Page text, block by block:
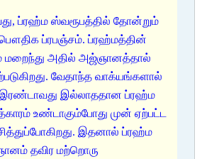
ப்ரஹ்ம ஸ்வரூபத்தில் தோன்றும்
பௌதிக ப்ரபஞ்சம். ப்ரஹ்மத்தின்
அதில் அஜ்ஞானத்தால்
வேதாந்த வாக்யங்களால்
இரண்டாவது இல்லாததான ப்ரஹ்ம
உண்டாகும்போது முன் ஏற்பட்ட
இதனால் ப்ரஹ்ம
தவிர மற்றொரு